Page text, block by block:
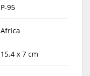
P-95
Africa
15,4 x 7 cm